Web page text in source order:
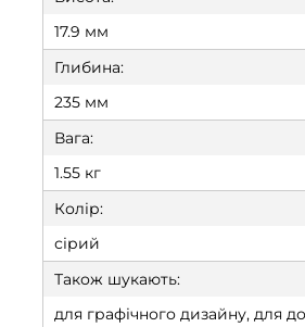
17.9 мм
Глибина:
235 мм
Вага:
1.55 кг
Колір:
сірий
Також шукають:
для графічного дизайну, для